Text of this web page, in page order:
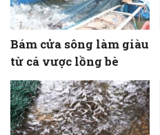
Bám cửa sông làm giàu
từ cá vược lồng bè